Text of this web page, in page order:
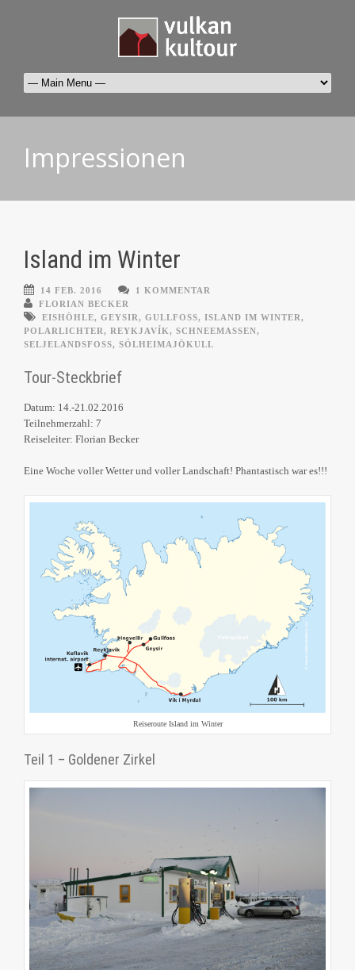
Impressionen
Island im Winter
14 FEB. 2016
1 KOMMENTAR
FLORIAN BECKER
EISHÖHLE, GEYSIR, GULLFOSS, ISLAND IM WINTER,
POLARLICHTER, REYKJAVÍK, SCHNEEMASSEN,
SELJELANDSFOSS, SÓLHEIMAJÖKULL
Tour-Steckbrief
Datum: 14.-21.02.2016
Teilnehmerzahl: 7
Reiseleiter: Florian Becker
Eine Woche voller Wetter und voller Landschaft! Phantastisch war es!!!
Reiseroute Island im Winter
Teil 1 – Goldener Zirkel